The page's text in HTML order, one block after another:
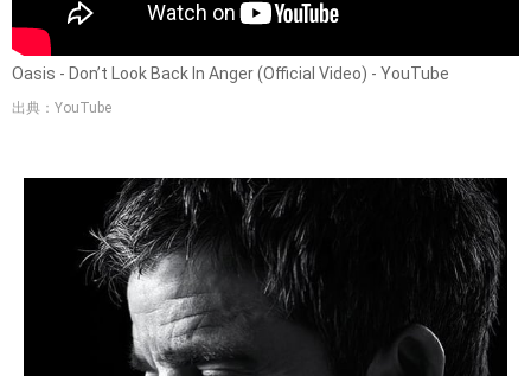
Oasis - Don’t Look Back In Anger (Official Video) - YouTube
出典：YouTube